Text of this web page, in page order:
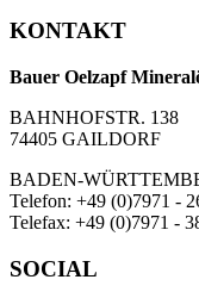
KONTAKT
Bauer Oelzapf
BAHNHOFSTR. 138
74405 GAILDORF
BADEN-
Telefon: +49 (0)7971 -
Telefax: +49 (0)7971 -
SOCIAL